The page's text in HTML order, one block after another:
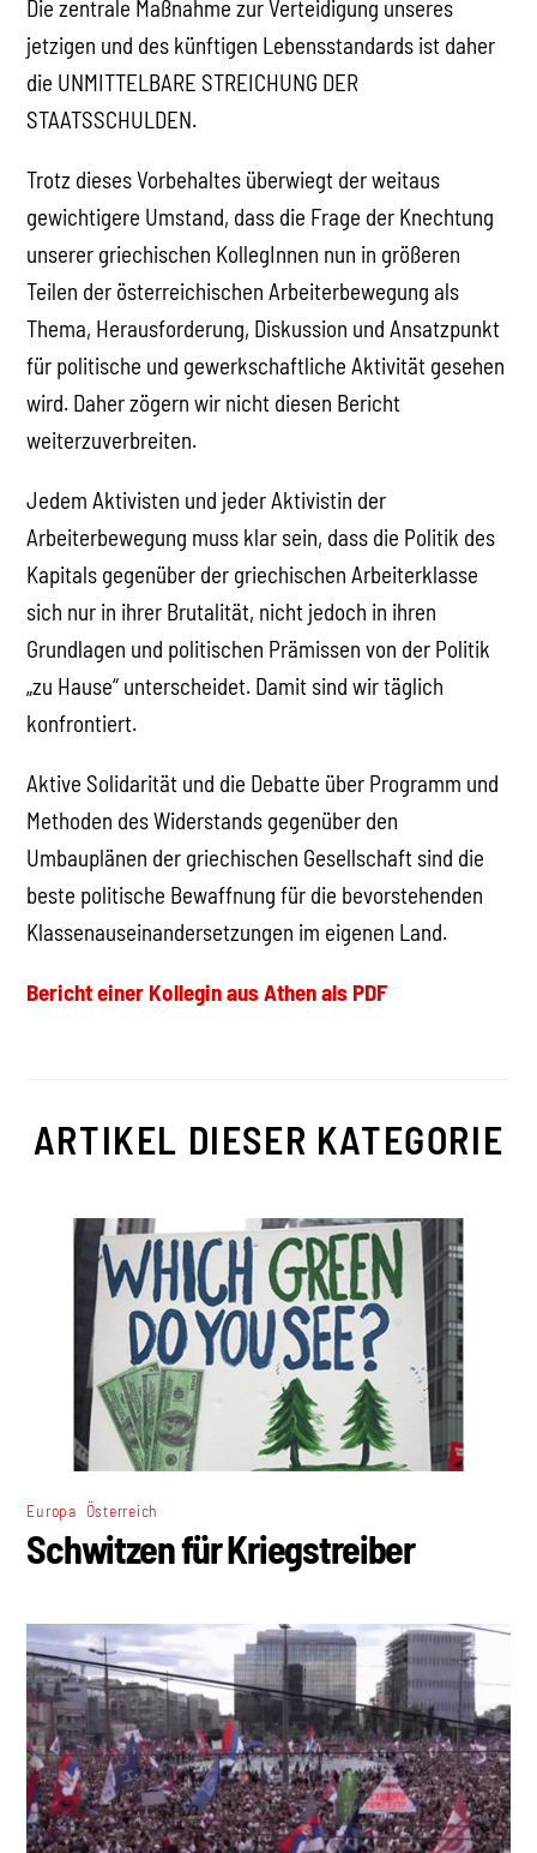
Die zentrale Maßnahme zur Verteidigung unseres
jetzigen und des künftigen Lebensstandards ist daher
die UNMITTELBARE STREICHUNG DER
STAATSSCHULDEN.
Trotz dieses Vorbehaltes überwiegt der weitaus
gewichtigere Umstand, dass die Frage der Knechtung
unserer griechischen KollegInnen nun in größeren
Teilen der österreichischen Arbeiterbewegung als
Thema, Herausforderung, Diskussion und Ansatzpunkt
für politische und gewerkschaftliche Aktivität gesehen
wird. Daher zögern wir nicht diesen Bericht
weiterzuverbreiten.
Jedem Aktivisten und jeder Aktivistin der
Arbeiterbewegung muss klar sein, dass die Politik des
Kapitals gegenüber der griechischen Arbeiterklasse
sich nur in ihrer Brutalität, nicht jedoch in ihren
Grundlagen und politischen Prämissen von der Politik
„zu Hause“ unterscheidet. Damit sind wir täglich
konfrontiert.
Aktive Solidarität und die Debatte über Programm und
Methoden des Widerstands gegenüber den
Umbauplänen der griechischen Gesellschaft sind die
beste politische Bewaffnung für die bevorstehenden
Klassenauseinandersetzungen im eigenen Land.
Bericht einer Kollegin aus Athen als PDF
ARTIKEL DIESER KATEGORIE
Europa Österreich
Schwitzen für Kriegstreiber